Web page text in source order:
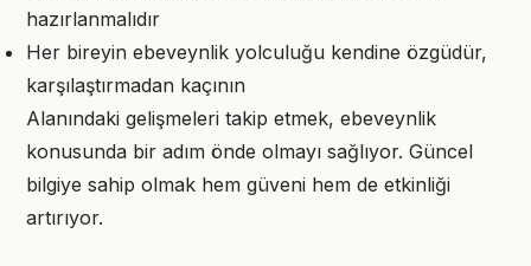
hazırlanmalıdır
Her bireyin ebeveynlik yolculuğu kendine özgüdür,
karşılaştırmadan kaçının
Alanındaki gelişmeleri takip etmek, ebeveynlik
konusunda bir adım önde olmayı sağlıyor. Güncel
bilgiye sahip olmak hem güveni hem de etkinliği
artırıyor.